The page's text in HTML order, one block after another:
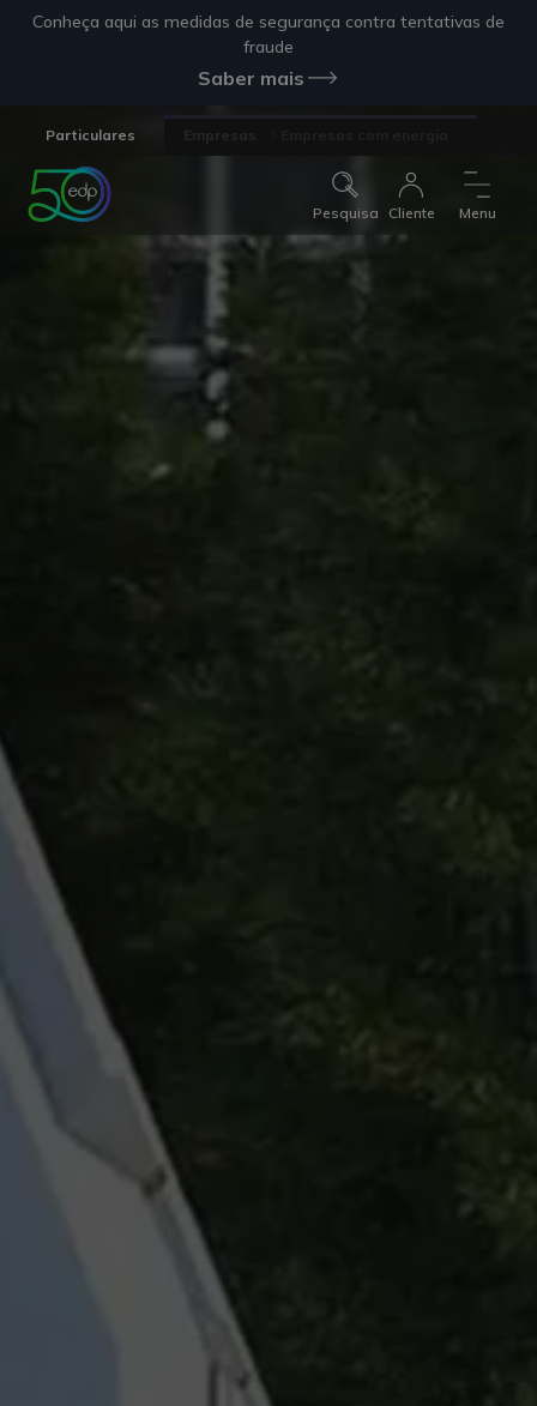
Conheça aqui as medidas de segurança contra tentativas de
fraude
Saber mais
Particulares
Pesquisa Cliente Menu